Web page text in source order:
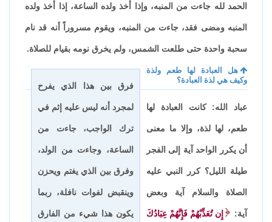
الحمد لله جاءت من المنبه، وإذا أخذ ولده الساعة، إذا أخذ ولده
المنبه ومضى فقد، جاءت من المنبه، ويقوم مسروراً أنه قد نام
سحبة واحدة حتى طلعت الشمس، ولم يخرق نومه بقيام للصلاة.
فرق بين هذا الذي يفرح
لمجرد أنه ليس عليه إثم في
ترك الواجب، جاءت من
الساعة، وجاءت من الولد،
وفرق بين الذي يغتم ويحزن
وينقبض لفوات نافلة، ربما
يكون هذا شيء من الفارق
هل العبادة لها طعم ولذة
وكيف هي لذة العبادة؟
عباد الله: كانت العبادة لها
طعم، لها لذة، وإلا ما معنى
أن يكرر الواحد آية إلى الفجر
طيلة الليل؟ كرر النبي عليه
الصلاة والسلام آية وبعض
آية: إِن تُعَذِّبْهُمْ فَإِنَّهُمْ عِبَادُكَ